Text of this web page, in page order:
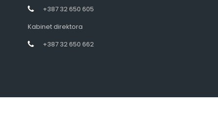
+387 32 650 605
Kabinet direktora
+387 32 650 662